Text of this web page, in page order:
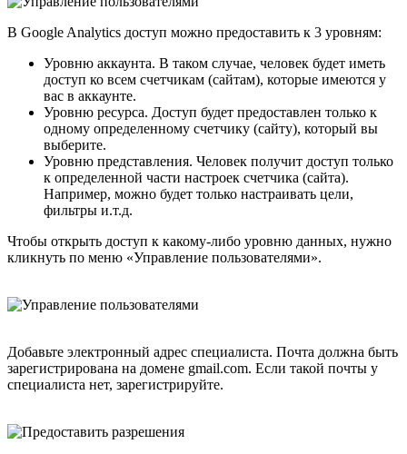
В Google Analytics доступ можно предоставить к 3 уровням:
Уровню аккаунта. В таком случае, человек будет иметь
доступ ко всем счетчикам (сайтам), которые имеются у
вас в аккаунте.
Уровню ресурса. Доступ будет предоставлен только к
одному определенному счетчику (сайту), который вы
выберите.
Уровню представления. Человек получит доступ только
к определенной части настроек счетчика (сайта).
Например, можно будет только настраивать цели,
фильтры и.т.д.
Чтобы открыть доступ к какому-либо уровню данных, нужно
кликнуть по меню «Управление пользователями».
Добавьте электронный адрес специалиста. Почта должна быть
зарегистрирована на домене gmail.com. Если такой почты у
специалиста нет, зарегистрируйте.